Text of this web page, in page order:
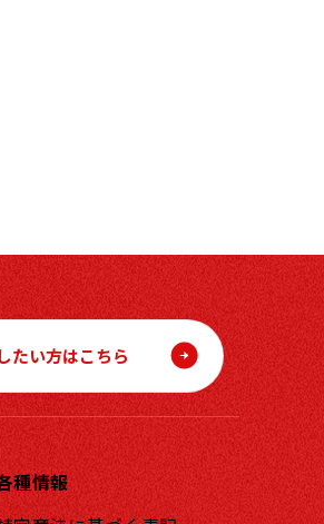
たい方はこちら
種情報